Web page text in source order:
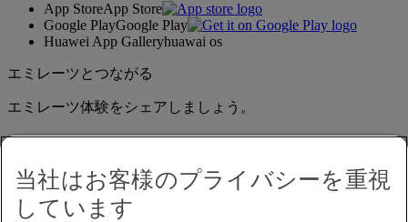
App StoreApp Store
Google PlayGoogle Play
Huawei App Galleryhuawai os
エミレーツとつながる
エミレーツ体験をシェアしましょう。
当社はお客様のプライバシーを重視
しています